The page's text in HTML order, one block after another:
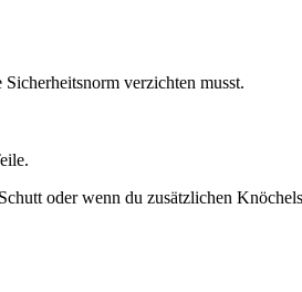
verzichten musst.
oder wenn du zusätzlichen